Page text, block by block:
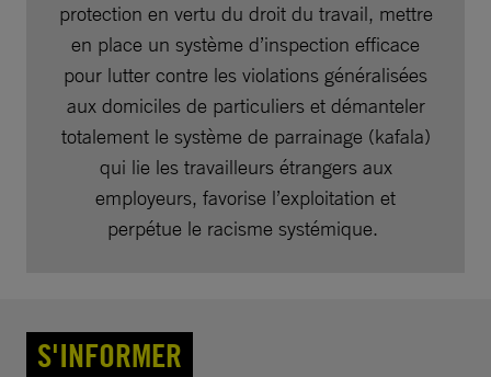
protection en vertu du droit du travail, mettre
en place un système d’inspection efficace
pour lutter contre les violations généralisées
aux domiciles de particuliers et démanteler
totalement le système de parrainage (kafala)
qui lie les travailleurs étrangers aux
employeurs, favorise l’exploitation et
perpétue le racisme systémique.
S'INFORMER